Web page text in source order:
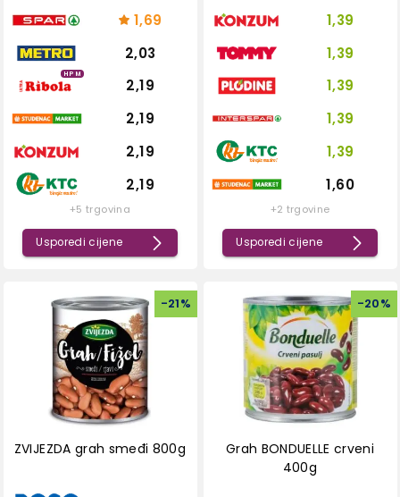
1,69
2,03
HPM
2,19
2,19
2,19
2,19
+5 trgovina
Usporedi cijene
1,39
1,39
1,39
1,39
1,39
1,60
+2 trgovine
Usporedi cijene
-21%
ZVIJEZDA grah smeđi 800g
-20%
Grah BONDUELLE crveni
400g